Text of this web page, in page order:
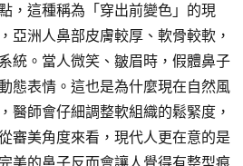
，這種稱為「穿出前變色」的現
亞洲人鼻部皮膚較厚、軟骨較軟，
統。當人微笑、皺眉時，假體鼻子
態表情。這也是為什麼現在自然風
醫師會仔細調整軟組織的鬆緊度，
審美角度來看，現代人更在意的是
美的鼻子反而會讓人覺得有整型痕